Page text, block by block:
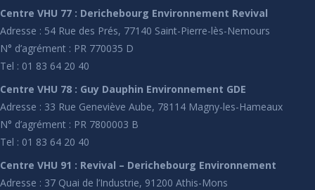
Centre VHU 77 : Derichebourg Environnement Revival
Adresse : 54 Rue des Prés, 77140 Saint-Pierre-lès-Nemours
N° d’agrément : PR 770035 D
Tel : 01 83 64 20 40
Centre VHU 78 : Guy Dauphin Environnement GDE
Adresse : 33 Rue Geneviève Aube, 78114 Magny-les-Hameaux
N° d’agrément : PR 7800003 B
Tel : 01 83 64 20 40
Centre VHU 91 : Revival – Derichebourg Environnement
Adresse : 37 Quai de l’Industrie, 91200 Athis-Mons